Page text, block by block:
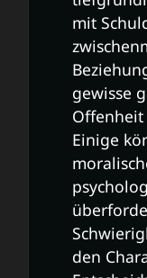
mit
gewisse
Offenheit
Einige
den